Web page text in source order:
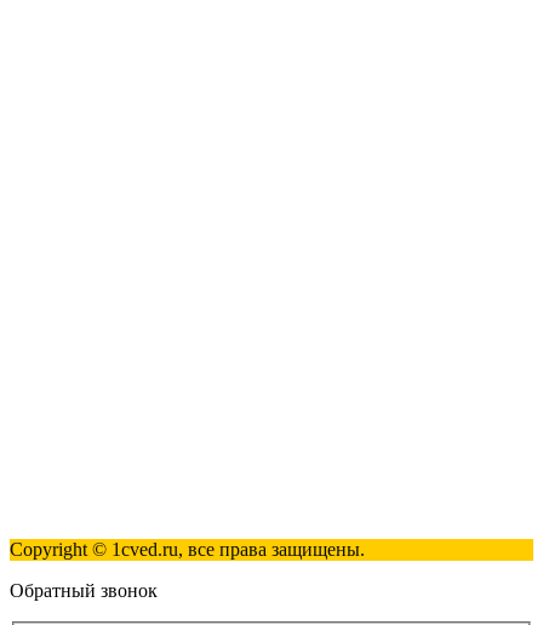
Copyright © 1cved.ru, все права защищены.
Обратный звонок